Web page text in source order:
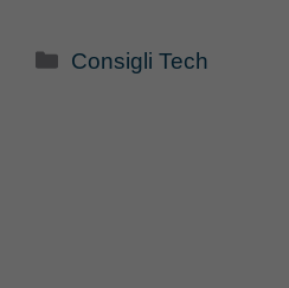
Categorie
Consigli Tech